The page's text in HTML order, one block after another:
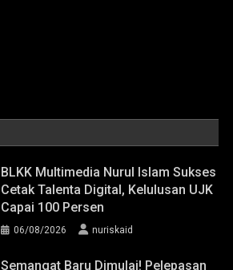
BLKK Multimedia Nurul Islam Sukses
Cetak Talenta Digital, Kelulusan UJK
Capai 100 Persen
06/08/2026 nuriskaid
Semangat Baru Dimulai! Pelepasan